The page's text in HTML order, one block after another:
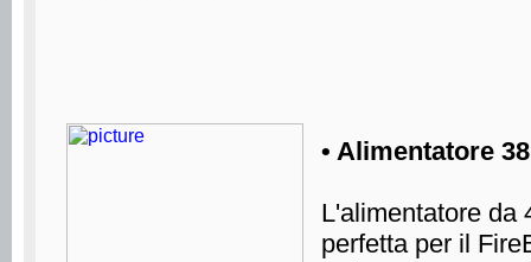
• Alimentatore
L'alimentatore da
perfetta per il